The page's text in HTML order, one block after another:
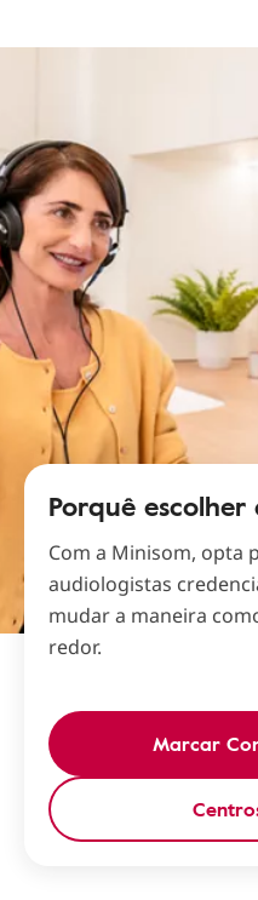
Porquê escolher
Com a Minisom, opta
audiologistas
mudar a maneira
redor.
Marcar